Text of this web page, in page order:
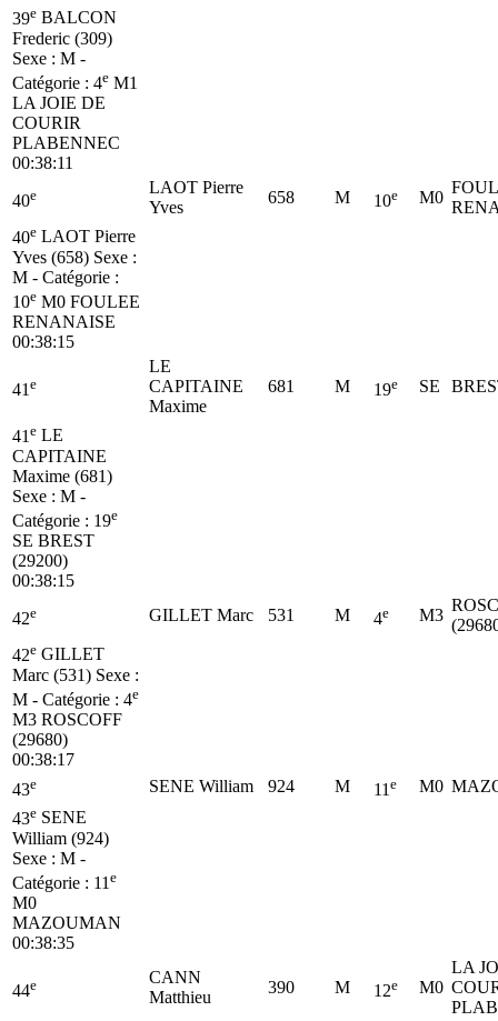
39e BALCON
Frederic (309)
Sexe : M -
Catégorie : 4e M1
LA JOIE DE
COURIR
PLABENNEC
00:38:11
40e
LAOT Pierre
Yves
658 M 10e M0
40e LAOT Pierre
Yves (658) Sexe :
M - Catégorie :
10e M0 FOULEE
RENANAISE
00:38:15
41 e
LE
CAPITAINE
Maxime
681 M 19e SE
41 e LE
CAPITAINE
Maxime (681)
Sexe : M -
Catégorie : 19e
SE BREST
(29200)
00:38:15
42e GILLET Marc 531 M 4e M3
42e GILLET
Marc (531) Sexe :
M - Catégorie : 4e
M3 ROSCOFF
(29680)
00:38:17
43e SENE William 924 M 11 e M0
43e SENE
William (924)
Sexe : M -
Catégorie : 11 e
M0
MAZOUMAN
00:38:35
44e
CANN
Matthieu
390 M 12e M0
LA